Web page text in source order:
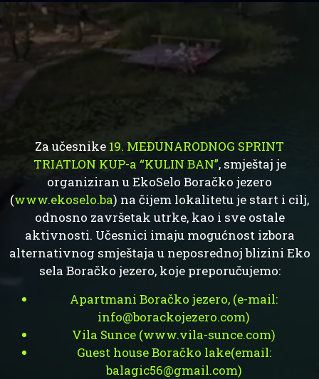
Za učesnike 19. MEĐUNARODNOG SPRINT
TRIATLON KUP-a “KULIN BAN”, smještaj je
organiziran u EkoSelo Boračko jezero
(www.ekoselo.ba) na čijem lokalitetu je start i cilj,
odnosno završetak utrke, kao i sve ostale
aktivnosti. Učesnici imaju mogućnost izbora
alternativnog smještaja u neposrednoj blizini Eko
sela Boračko jezero, koje preporučujemo:
Apartmani Boračko jezero, (e-mail:
info@borackojezero.com)
Vila Sunce (www.vila-sunce.com)
Guest house Boračko lake(email:
balagic56@gmail.com)